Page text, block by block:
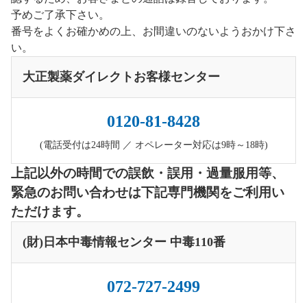
予めご了承下さい。
番号をよくお確かめの上、お間違いのないようおかけ下さ
い。
大正製薬ダイレクトお客様センター
0120-81-8428
(電話受付は24時間 ／ オペレーター対応は9時～18時)
上記以外の時間での誤飲・誤用・過量服用等、
緊急のお問い合わせは下記専門機関をご利用い
ただけます。
(財)日本中毒情報センター 中毒110番
072-727-2499